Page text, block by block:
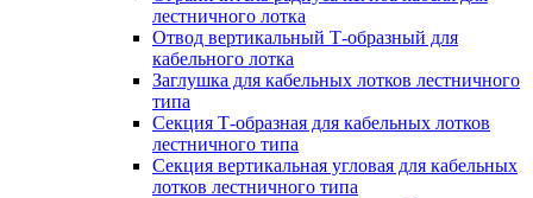
лестничного лотка
Отвод вертикальный Т-образный для
кабельного лотка
Заглушка для кабельных лотков лестничного
типа
Секция Т-образная для кабельных лотков
лестничного типа
Секция вертикальная угловая для кабельных
лотков лестничного типа